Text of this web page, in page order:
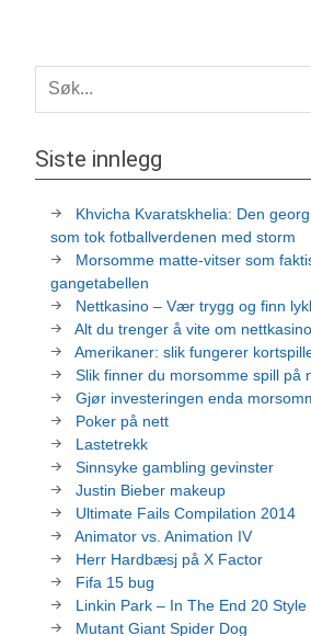
Siste innlegg
Khvicha Kvaratskhelia: Den
som tok fotballverdenen med storm
Morsomme matte-vitser som
gangetabellen
Nettkasino – Vær trygg og finn
Alt du trenger å vite om
Amerikaner: slik fungerer
Slik finner du morsomme spill på
Gjør investeringen enda
Poker på nett
Lastetrekk
Sinnsyke gambling gevinster
Justin Bieber makeup
Ultimate Fails Compilation 2014
Animator vs. Animation IV
Herr Hardbæsj på X Factor
Fifa 15 bug
Linkin Park – In The End 20 Style
Mutant Giant Spider Dog